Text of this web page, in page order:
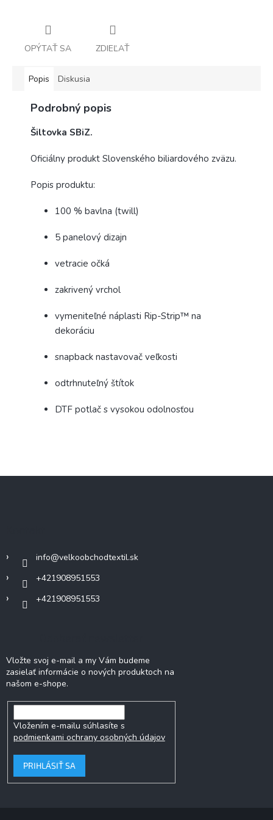
OPÝTAŤ SA ZDIEĽAŤ
Popis Diskusia
Podrobný popis
Šiltovka SBiZ.
Oficiálny produkt Slovenského biliardového zväzu.
Popis produktu:
100 % bavlna (twill)
5 panelový dizajn
vetracie očká
zakrivený vrchol
vymeniteľné náplasti Rip-Strip™ na
dekoráciu
snapback nastavovač veľkosti
odtrhnuteľný štítok
DTF potlač s vysokou odolnosťou
info@velkoobchodtextil.sk
+421908951553
+421908951553
Vložte svoj e-mail a my Vám budeme
zasielať informácie o nových produktoch na
našom e-shope.
Vložením e-mailu súhlasíte s
podmienkami ochrany osobných údajov
PRIHLÁSIŤ SA